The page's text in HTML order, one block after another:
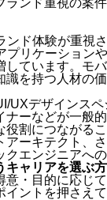
ンド重視の案
ド体験が重視
プリケーション
ています。モ
を持つ人材の
UXデザインス
ーなどが一般
割につながる
ーキテクト、
エンジニアへ
キャリアを選ぶ
・目的に応じ
イントを押さえ